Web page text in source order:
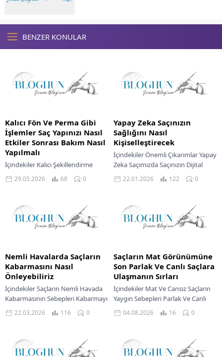
BENZER KONULAR
Kalıcı Fön Ve Perma Gibi
İşlemler Saç Yapınızı Nasıl
Etkiler Sonrası Bakım Nasıl
Yapılmalı
İçindekiler Kalıcı Şekillendirme
İşlemleri Saç Yapısını Nasıl Etkiler
Kalıcı Şekillendirme Sonrası Doğru
Bitkisel Kürler Derinlemesine
Besleyici...
29.05.2026 68 0
Yapay Zeka Saçınızın
Sağlığını Nasıl
Kişiselleştirecek
İçindekiler Önemli Çıkarımlar Yapay
Zeka Saçımızda Saçınızın Dijital
Kimliği Geleceği Tahmin Etmek
Kişiye Özel Formülasyonların
Rutin...
22.01.2026 122 0
Nemli Havalarda Saçların
Kabarmasını Nasıl
Önleyebiliriz
İçindekiler Saçların Nemli Havada
Kabarmasının Sebepleri Kabarmayı
Azaltmak İçin Etkili Yöntemler
Doğal İçeriklerle Saç Kabarmasına
Keten...
22.03.2026 116 0
Saçların Mat Görünümüne
Son Parlak Ve Canlı Saçlara
Ulaşmanın Sırları
İçindekiler Mat Ve Cansız Saçların
Yaygın Sebepleri Parlak Ve Canlı
Saçlar İçin Bakım Rutini Bitkisel
Kürler İle Saçlara Doğal Destek...
04.08.2026 16 0